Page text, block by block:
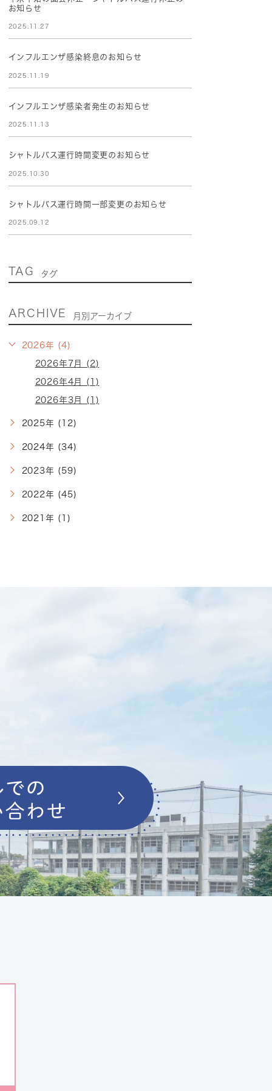
お知らせ
2025.11.27
インフルエンザ感染終息のお知らせ
2025.11.19
インフルエンザ感染者発生のお知らせ
2025.11.13
シャトルバス運行時間変更のお知らせ
2025.10.30
シャトルバス運行時間一部変更のお知らせ
2025.09.12
TAG タグ
ARCHIVE 月別アーカイブ
2026年 (4)
2026年7月 (2)
2026年4月 (1)
2026年3月 (1)
2025年 (12)
2024年 (34)
2023年 (59)
2022年 (45)
2021年 (1)